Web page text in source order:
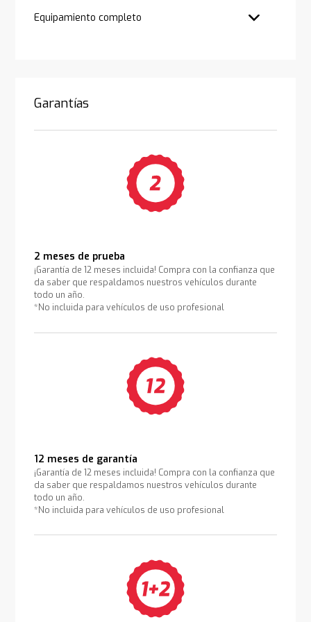
Equipamiento completo
Garantías
2 meses de prueba
¡Garantía de 12 meses incluida! Compra con la confianza que
da saber que respaldamos nuestros vehículos durante
todo un año.
*No incluida para vehículos de uso profesional
12 meses de garantía
¡Garantía de 12 meses incluida! Compra con la confianza que
da saber que respaldamos nuestros vehículos durante
todo un año.
*No incluida para vehículos de uso profesional